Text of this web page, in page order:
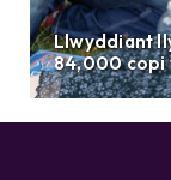
Llwyddiant
84,000 copi